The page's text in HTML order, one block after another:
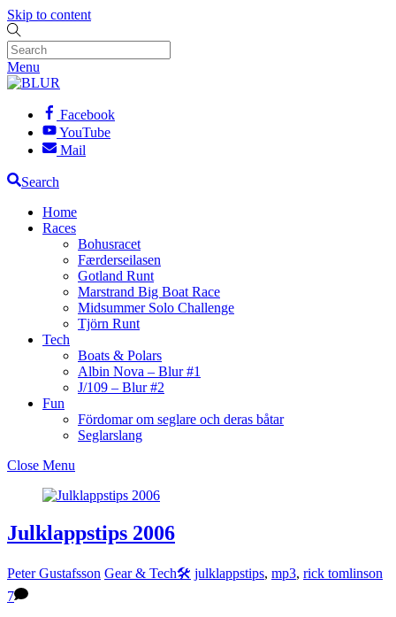
Skip to content
Menu
Facebook
YouTube
Mail
Search
Home
Races
Bohusracet
Færderseilasen
Gotland Runt
Marstrand Big Boat Race
Midsummer Solo Challenge
Tjörn Runt
Tech
Boats & Polars
Albin Nova – Blur #1
J/109 – Blur #2
Fun
Fördomar om seglare och deras båtar
Seglarslang
Close Menu
Julklappstips 2006
Peter Gustafsson Gear & Tech🛠 julklappstips, mp3, rick tomlinson
7